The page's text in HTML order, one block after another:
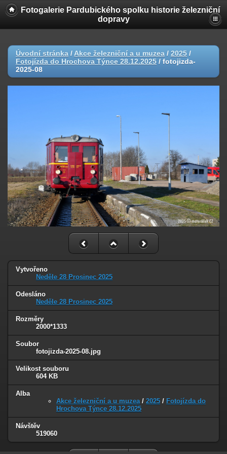
Fotogalerie Pardubického spolku historie železniční
dopravy
Úvodní stránka / Akce železniční a u muzea / 2025 /
Fotojízda do Hrochova Týnce 28.12.2025 / fotojizda-
2025-08
Vytvořeno
Neděle 28 Prosinec 2025
Odesláno
Neděle 28 Prosinec 2025
Rozměry
2000*1333
Soubor
fotojizda-2025-08.jpg
Velikost souboru
604 KB
Alba
Akce železniční a u muzea / 2025 / Fotojízda do
Hrochova Týnce 28.12.2025
Návštěv
519060